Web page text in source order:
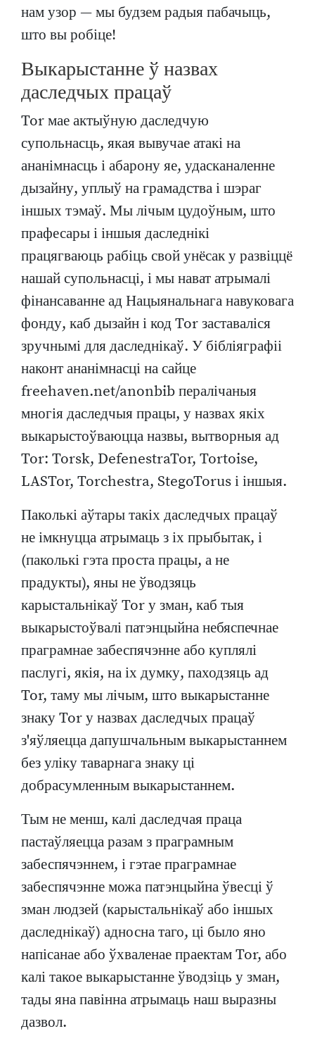
нам узор — мы будзем радыя пабачыць,
што вы робіце!
Выкарыстанне ў назвах
даследчых працаў
Tor мае актыўную даследчую
супольнасць, якая вывучае атакі на
ананімнасць і абарону яе, удасканаленне
дызайну, уплыў на грамадства і шэраг
іншых тэмаў. Мы лічым цудоўным, што
прафесары і іншыя даследнікі
працягваюць рабіць свой унёсак у развіццё
нашай супольнасці, і мы нават атрымалі
фінансаванне ад Нацыянальнага навуковага
фонду, каб дызайн і код Tor заставаліся
зручнымі для даследнікаў. У бібліяграфіі
наконт ананімнасці на сайце
freehaven.net/anonbib пералічаныя
многія даследчыя працы, у назвах якіх
выкарыстоўваюцца назвы, вытворныя ад
Tor: Torsk, DefenestraTor, Tortoise,
LASTor, Torchestra, StegoTorus і іншыя.
Паколькі аўтары такіх даследчых працаў
не імкнуцца атрымаць з іх прыбытак, і
(паколькі гэта проста працы, а не
прадукты), яны не ўводзяць
карыстальнікаў Tor у зман, каб тыя
выкарыстоўвалі патэнцыйна небяспечнае
праграмнае забеспячэнне або куплялі
паслугі, якія, на іх думку, паходзяць ад
Tor, таму мы лічым, што выкарыстанне
знаку Tor у назвах даследчых працаў
з'яўляецца дапушчальным выкарыстаннем
без уліку таварнага знаку ці
добрасумленным выкарыстаннем.
Тым не менш, калі даследчая праца
пастаўляецца разам з праграмным
забеспячэннем, і гэтае праграмнае
забеспячэнне можа патэнцыйна ўвесці ў
зман людзей (карыстальнікаў або іншых
даследнікаў) адносна таго, ці было яно
напісанае або ўхваленае праектам Tor, або
калі такое выкарыстанне ўводзіць у зман,
тады яна павінна атрымаць наш выразны
дазвол.